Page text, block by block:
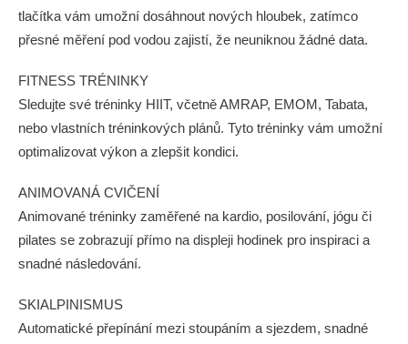
tlačítka vám umožní dosáhnout nových hloubek, zatímco
přesné měření pod vodou zajistí, že neuniknou žádné data.
FITNESS TRÉNINKY
Sledujte své tréninky HIIT, včetně AMRAP, EMOM, Tabata,
nebo vlastních tréninkových plánů. Tyto tréninky vám umožní
optimalizovat výkon a zlepšit kondici.
ANIMOVANÁ CVIČENÍ
Animované tréninky zaměřené na kardio, posilování, jógu či
pilates se zobrazují přímo na displeji hodinek pro inspiraci a
snadné následování.
SKIALPINISMUS
Automatické přepínání mezi stoupáním a sjezdem, snadné